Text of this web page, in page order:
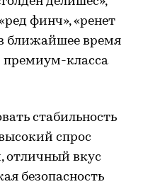
финч», «ренет
ближайшее время
премиум-класса
стабильность
спрос
отличный вкус
безопасность